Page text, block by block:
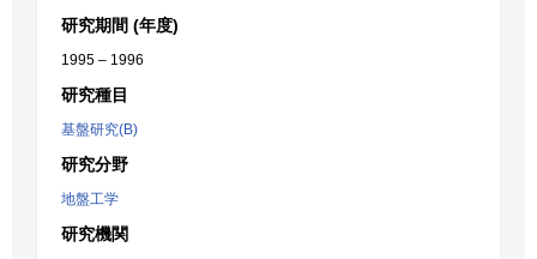
研究期間 (年度)
1995 – 1996
研究種目
基盤研究(B)
研究分野
地盤工学
研究機関